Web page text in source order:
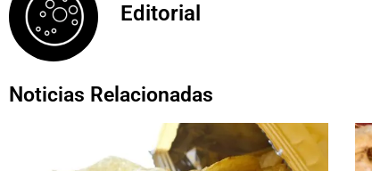
Editorial
Noticias Relacionadas